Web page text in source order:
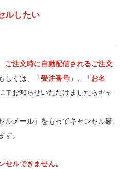
ルしたい
ご注文時に自動配信されるご注文
しくは、
「受注番号」、「お名
てお知らせいただけましたらキャ
ルメール」をもってキャンセル確
す。
セルできません。